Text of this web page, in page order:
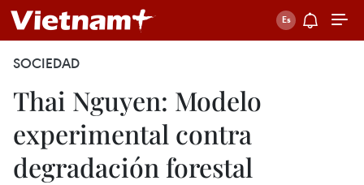
SOCIEDAD
Thai Nguyen: Modelo
experimental contra
degradación forestal